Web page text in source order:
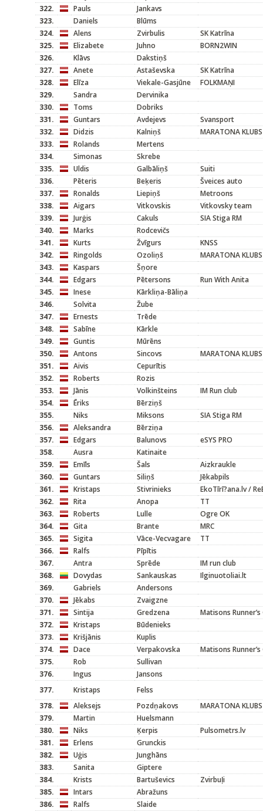
322.
Pauls
Jankavs
323.
Daniels
Blūms
324.
Alens Zvirbulis
SK Katrīna
325.
Elizabete Juhno
BORN2WIN
326.
Klāvs
Dakstiņš
327.
Anete Astaševska
SK Katrīna
328.
Elīza Viekale-Gasjūne
FOLKMAŅI
329.
Sandra
Dervinika
330.
Toms
Dobriks
331.
Guntars Avdejevs
Svansport
332.
Didzis Kalniņš
MARATONA KLUBS
333.
Rolands
Mertens
334.
Simonas
Skrebe
335.
Uldis Galbāliņš
Suiti
336.
Pēteris Beķeris
Šveices auto
337.
Ronalds Liepiņš
Metroons
338.
Aigars Vitkovskis
Vitkovsky team
339.
Jurģis Cakuls
SIA Stiga RM
340.
Marks
Rodcevičs
341.
Kurts Žvīgurs
KNSS
342.
Ringolds Ozoliņš
MARATONA KLUBS
343.
Kaspars
Šņore
344.
Edgars Pētersons
Run With Anita
345.
Inese
Kārkliņa-Bāliņa
346.
Solvita
Žube
347.
Ernests
Trēde
348.
Sabīne
Kārkle
349.
Guntis
Mūrēns
350.
Antons Sincovs
MARATONA KLUBS
351.
Aivis
Cepurītis
352.
Roberts
Rozis
353.
Jānis Volkinšteins
IM Run club
354.
Ēriks
Bērziņš
355.
Niks Miksons
SIA Stiga RM
356.
Aleksandra
Bērziņa
357.
Edgars Balunovs
eSYS PRO
358.
Ausra
Katinaite
359.
Emīls Šals
Aizkraukle
360.
Guntars Siliņš
Jēkabpils
361.
Kristaps Stivrinieks
EkoTīrī?ana.lv /
362.
Rita Anopa
TT
363.
Roberts Lulle
Ogre OK
364.
Gita Brante
MRC
365.
Sigita Vāce-Vecvagare
TT
366.
Ralfs
Pīpītis
367.
Antra Sprēde
IM run club
368.
Dovydas Sankauskas
Ilginuotoliai.lt
369.
Gabriels
Andersons
370.
Jēkabs
Zvaigzne
371.
Sintija Gredzena
Matisons Runner’s
372.
Kristaps
Būdenieks
373.
Krišjānis
Kuplis
374.
Dace Verpakovska
Matisons Runner’s
375.
Rob
Sullivan
376.
Ingus
Jansons
377.
Kristaps
Felss
378.
Aleksejs Pozdņakovs
MARATONA KLUBS
379.
Martin
Huelsmann
380.
Niks Ķerpis
Pulsometrs.lv
381.
Erlens
Grunckis
382.
Uģis
Junghāns
383.
Sanita
Giptere
384.
Krists Bartuševics
Zvirbuļi
385.
Intars
Abražuns
386.
Ralfs
Slaide